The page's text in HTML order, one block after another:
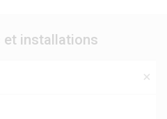
et installations